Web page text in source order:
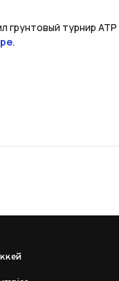
турнир
.